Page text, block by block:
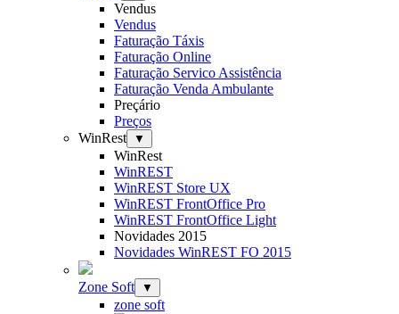
Vendus
Vendus
Faturação Táxis
Faturação Online
Faturação Servico Assistência
Faturação Venda Ambulante
Preçário
Preços
WinRest
▼
WinRest
WinREST
WinREST Store UX
WinREST FrontOffice Pro
WinREST FrontOffice Light
Novidades 2015
Novidades WinREST FO 2015
Zone Soft ▼
zone soft